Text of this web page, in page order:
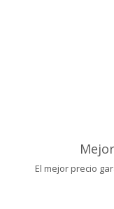
El mejor precio